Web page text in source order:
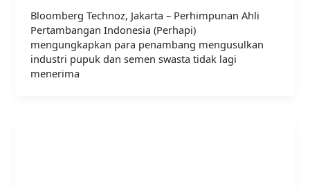
Bloomberg Technoz, Jakarta – Perhimpunan Ahli
Pertambangan Indonesia (Perhapi)
mengungkapkan para penambang mengusulkan
industri pupuk dan semen swasta tidak lagi
menerima